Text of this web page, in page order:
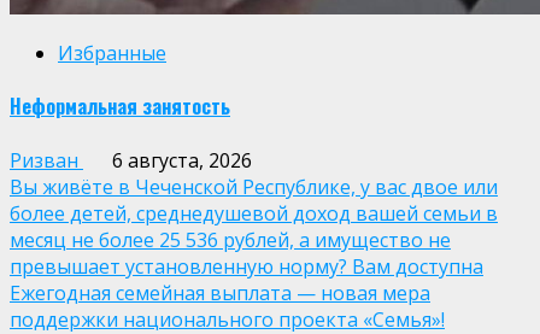
Избранные
Неформальная занятость
Ризван
6 августа, 2026
Вы живёте в Чеченской Республике, у вас двое или
более детей, среднедушевой доход вашей семьи в
месяц не более 25 536 рублей, а имущество не
превышает установленную норму? Вам доступна
Ежегодная семейная выплата — новая мера
поддержки национального проекта «Семья»!